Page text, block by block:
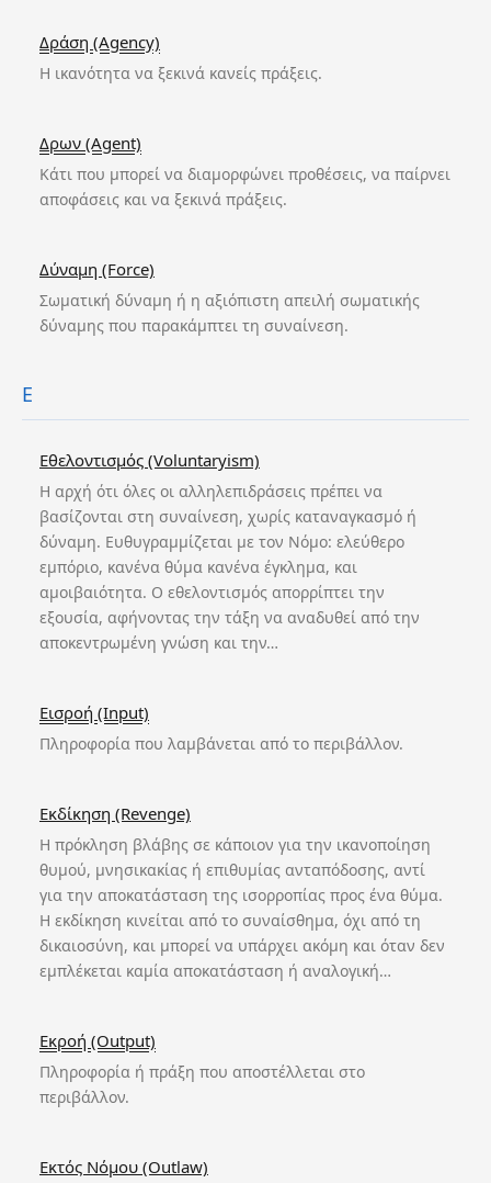
Δράση (Agency)
Η ικανότητα να ξεκινά κανείς πράξεις.
Δρων (Agent)
Κάτι που μπορεί να διαμορφώνει προθέσεις, να παίρνει
αποφάσεις και να ξεκινά πράξεις.
Δύναμη (Force)
Σωματική δύναμη ή η αξιόπιστη απειλή σωματικής
δύναμης που παρακάμπτει τη συναίνεση.
Ε
Εθελοντισμός (Voluntaryism)
Η αρχή ότι όλες οι αλληλεπιδράσεις πρέπει να
βασίζονται στη συναίνεση, χωρίς καταναγκασμό ή
δύναμη. Ευθυγραμμίζεται με τον Νόμο: ελεύθερο
εμπόριο, κανένα θύμα κανένα έγκλημα, και
αμοιβαιότητα. Ο εθελοντισμός απορρίπτει την
εξουσία, αφήνοντας την τάξη να αναδυθεί από την
αποκεντρωμένη γνώση και την…
Εισροή (Input)
Πληροφορία που λαμβάνεται από το περιβάλλον.
Εκδίκηση (Revenge)
Η πρόκληση βλάβης σε κάποιον για την ικανοποίηση
θυμού, μνησικακίας ή επιθυμίας ανταπόδοσης, αντί
για την αποκατάσταση της ισορροπίας προς ένα θύμα.
Η εκδίκηση κινείται από το συναίσθημα, όχι από τη
δικαιοσύνη, και μπορεί να υπάρχει ακόμη και όταν δεν
εμπλέκεται καμία αποκατάσταση ή αναλογική…
Εκροή (Output)
Πληροφορία ή πράξη που αποστέλλεται στο
περιβάλλον.
Εκτός Νόμου (Outlaw)